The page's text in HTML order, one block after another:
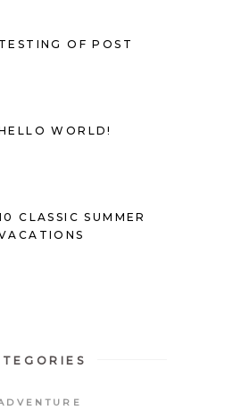
TESTING OF POST
WORLD!
CLASSIC SUMMER